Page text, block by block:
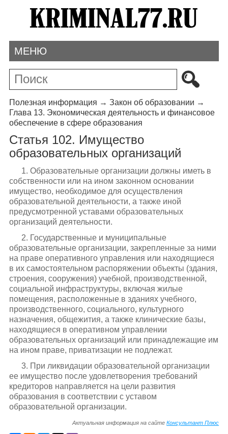
МЕНЮ
Полезная информация → Закон об образовании →
Глава 13. Экономическая деятельность и финансовое
обеспечение в сфере образования
Статья 102. Имущество
образовательных организаций
1. Образовательные организации должны иметь в
собственности или на ином законном основании
имущество, необходимое для осуществления
образовательной деятельности, а также иной
предусмотренной уставами образовательных
организаций деятельности.
2. Государственные и муниципальные
образовательные организации, закрепленные за ними
на праве оперативного управления или находящиеся
в их самостоятельном распоряжении объекты (здания,
строения, сооружения) учебной, производственной,
социальной инфраструктуры, включая жилые
помещения, расположенные в зданиях учебного,
производственного, социального, культурного
назначения, общежития, а также клинические базы,
находящиеся в оперативном управлении
образовательных организаций или принадлежащие им
на ином праве, приватизации не подлежат.
3. При ликвидации образовательной организации
ее имущество после удовлетворения требований
кредиторов направляется на цели развития
образования в соответствии с уставом
образовательной организации.
Актуальная информация на сайтеКонсультант Плюс